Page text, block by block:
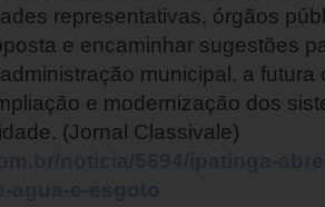
representativas, órgãos
e encaminhar sugestões
municipal, a
e modernização dos
(Jornal Classivale)